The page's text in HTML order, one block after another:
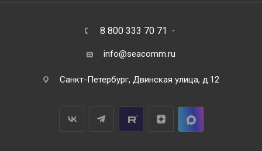
8 800 333 70 71
info@seacomm.ru
Санкт-Петербург, Двинская улица, д.12